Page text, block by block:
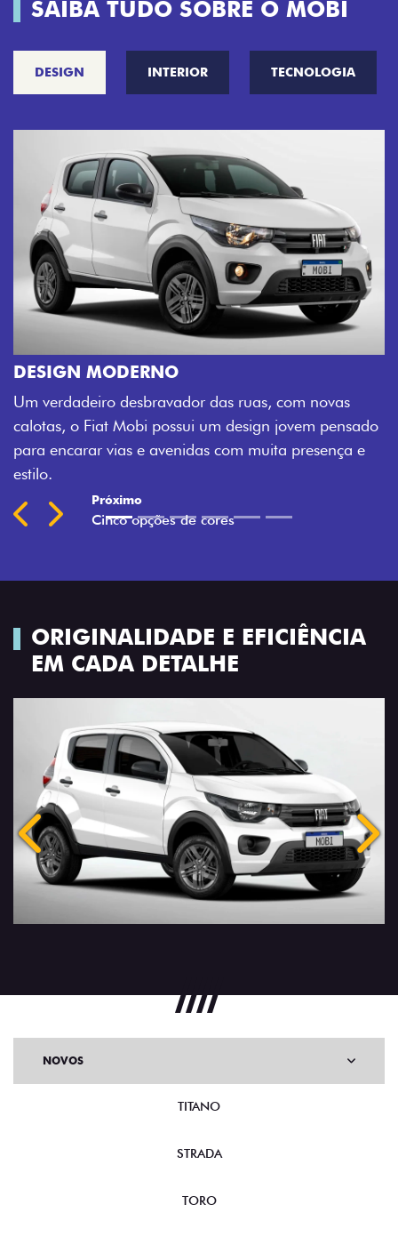
SAIBA TUDO SOBRE O MOBI
DESIGN INTERIOR TECNOLOGIA
CINCO OPÇÕES DE CORES
O Fiat Mobi tem sempre uma opção de cor que é a
sua cara. Escolha entre o Preto Vulcano, Vermelho
Montecarlo, Branco Banchisa, Prata Bari e Cinza
Silverstone.
ORIGINALIDADE E EFICIÊNCIA
EM CADA DETALHE
Anterior
NOVOS
TITANO
STRADA
TORO